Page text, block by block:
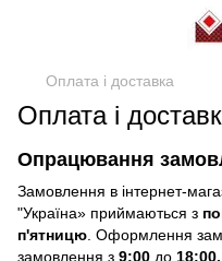
Оплата і доставка
Оплата і
Опрацювання
Замовлення в інтернет-
"Україна» приймаються з
п'ятницю. Оформлення
замовлення з 9:00 до 18:00.